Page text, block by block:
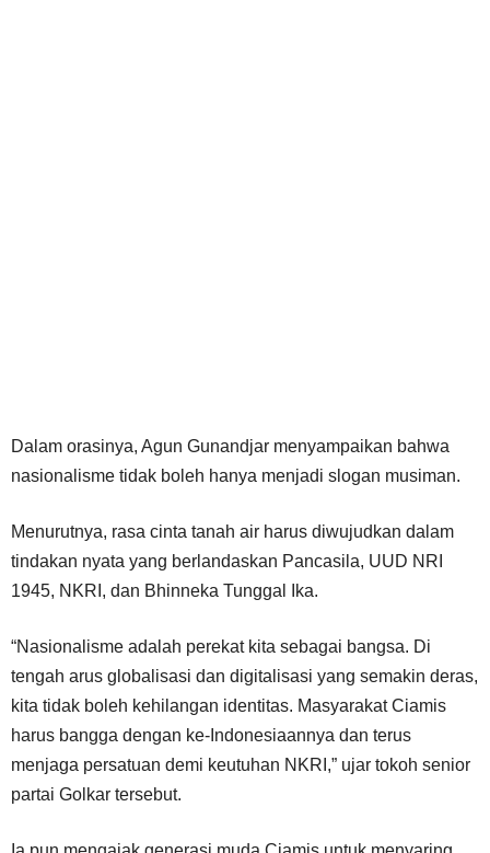
Dalam orasinya, Agun Gunandjar menyampaikan bahwa
nasionalisme tidak boleh hanya menjadi slogan musiman.
Menurutnya, rasa cinta tanah air harus diwujudkan dalam
tindakan nyata yang berlandaskan Pancasila, UUD NRI
1945, NKRI, dan Bhinneka Tunggal Ika.
“Nasionalisme adalah perekat kita sebagai bangsa. Di
tengah arus globalisasi dan digitalisasi yang semakin deras,
kita tidak boleh kehilangan identitas. Masyarakat Ciamis
harus bangga dengan ke-Indonesiaannya dan terus
menjaga persatuan demi keutuhan NKRI,” ujar tokoh senior
partai Golkar tersebut.